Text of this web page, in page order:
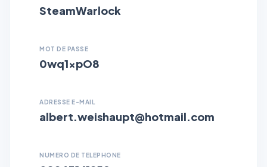
SteamWarlock
MOT DE PASSE
0wq1xpO8
ADRESSE E-MAIL
albert.weishaupt@hotmail.com
NUMERO DE TELEPHONE